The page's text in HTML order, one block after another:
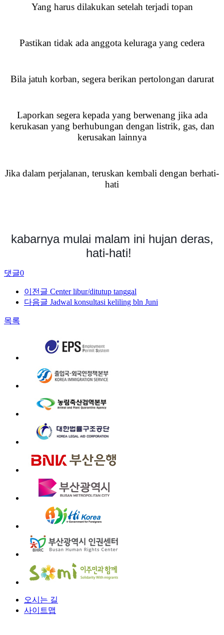
Yang harus dilakukan setelah terjadi topan
Pastikan tidak ada anggota keluraga yang cedera
Bila jatuh korban, segera berikan pertolongan darurat
Laporkan segera kepada yang berwenang jika ada
kerukasan yang berhubungan dengan listrik, gas, dan
kerusakan lainnya
Jika dalam perjalanan, teruskan kembali dengan berhati-
hati
kabarnya mulai malam ini hujan deras,
hati-hati!
댓글0
이전글 Center libur/ditutup tanggal
다음글 Jadwal konsultasi keliling bln Juni
목록
오시는 길
사이트맵